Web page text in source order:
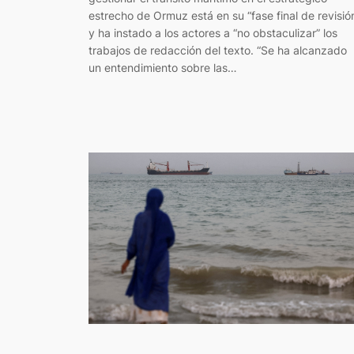
estrecho de Ormuz está en su “fase final de
y ha instado a los actores a “no obstaculizar” los
trabajos de redacción del texto. “Se ha alcanzado
un entendimiento sobre las…